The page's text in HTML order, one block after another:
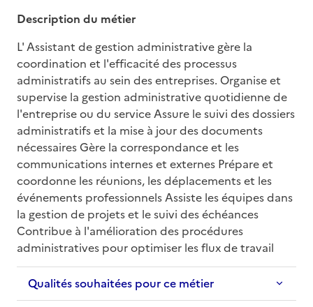
Description du métier
L' Assistant de gestion administrative gère la
coordination et l'efficacité des processus
administratifs au sein des entreprises. Organise et
supervise la gestion administrative quotidienne de
l'entreprise ou du service Assure le suivi des dossiers
administratifs et la mise à jour des documents
nécessaires Gère la correspondance et les
communications internes et externes Prépare et
coordonne les réunions, les déplacements et les
événements professionnels Assiste les équipes dans
la gestion de projets et le suivi des échéances
Contribue à l'amélioration des procédures
administratives pour optimiser les flux de travail
Qualités souhaitées pour ce métier